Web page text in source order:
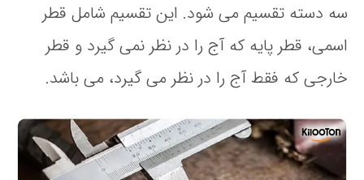
سه دسته تقسیم می شود. این تقسیم شامل قطر
اسمی، قطر پایه که آج را در نظر نمی گیرد و قطر
خارجی که فقط آج را در نظر می گیرد، می باشد.